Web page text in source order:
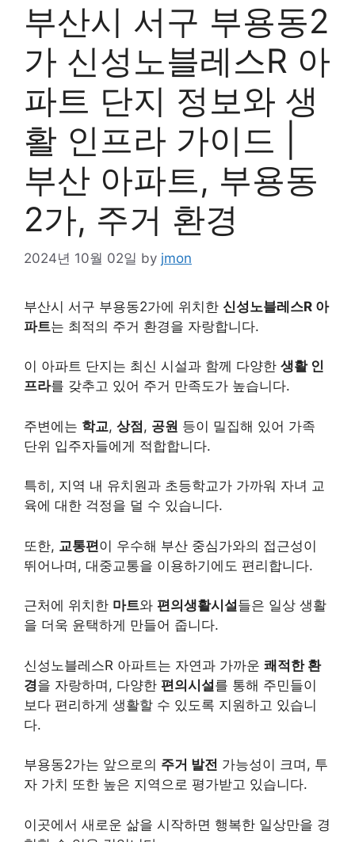
부산시 서구 부용동2
가 신성노블레스R 아
파트 단지 정보와 생
활 인프라 가이드 |
부산 아파트, 부용동
2가, 주거 환경
2024년 10월 02일 by jmon
부산시 서구 부용동2가에 위치한 신성노블레스R 아
파트는 최적의 주거 환경을 자랑합니다.
이 아파트 단지는 최신 시설과 함께 다양한 생활 인
프라를 갖추고 있어 주거 만족도가 높습니다.
주변에는 학교, 상점, 공원 등이 밀집해 있어 가족
단위 입주자들에게 적합합니다.
특히, 지역 내 유치원과 초등학교가 가까워 자녀 교
육에 대한 걱정을 덜 수 있습니다.
또한, 교통편이 우수해 부산 중심가와의 접근성이
뛰어나며, 대중교통을 이용하기에도 편리합니다.
근처에 위치한 마트와 편의생활시설들은 일상 생활
을 더욱 윤택하게 만들어 줍니다.
신성노블레스R 아파트는 자연과 가까운 쾌적한 환
경을 자랑하며, 다양한 편의시설를 통해 주민들이
보다 편리하게 생활할 수 있도록 지원하고 있습니
다.
부용동2가는 앞으로의 주거 발전 가능성이 크며, 투
자 가치 또한 높은 지역으로 평가받고 있습니다.
이곳에서 새로운 삶을 시작하면 행복한 일상만을 경